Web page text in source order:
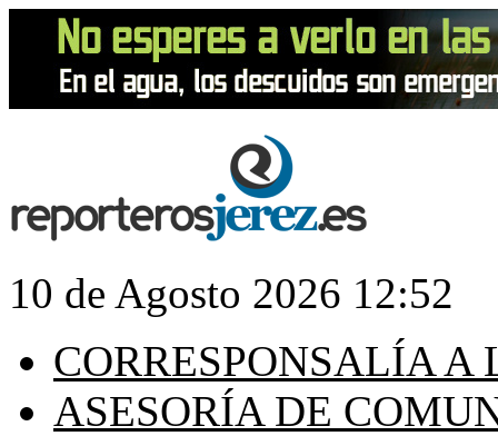
10 de Agosto 2026 12:52
CORRESPONSALÍA A
ASESORÍA DE